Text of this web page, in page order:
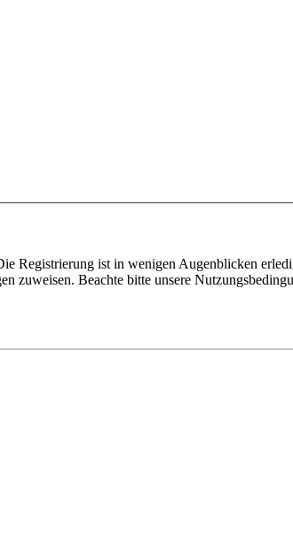
Registrierung ist in wenigen Augenblicken
zuweisen. Beachte bitte unsere